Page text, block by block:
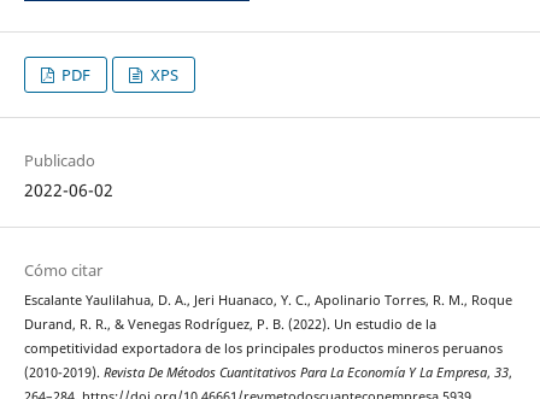
PDF XPS
Publicado
2022-06-02
Cómo citar
Escalante Yaulilahua, D. A., Jeri Huanaco, Y. C., Apolinario Torres, R. M., Roque
Durand, R. R., & Venegas Rodríguez, P. B. (2022). Un estudio de la
competitividad exportadora de los principales productos mineros peruanos
(2010-2019). Revista De Métodos Cuantitativos Para La Economía Y La Empresa, 33,